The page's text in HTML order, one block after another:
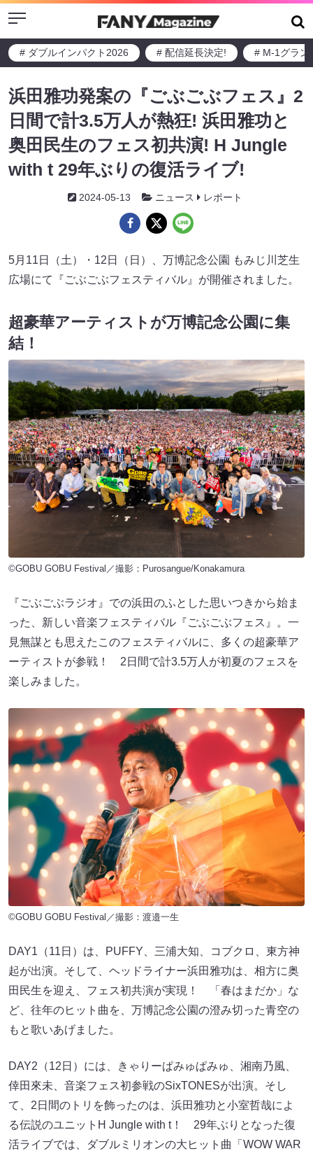
Menu
# ダブルインパクト2026 # 配信延長決定! # M-1グラン
浜田雅功発案の『ごぶごぶフェス』2
日間で計3.5万人が熱狂! 浜田雅功と
奥田民生のフェス初共演! H Jungle
with t 29年ぶりの復活ライブ!
2024-05-13 ニュース レポート
5月11日（土）・12日（日）、万博記念公園 もみじ川芝生
広場にて『ごぶごぶフェスティバル』が開催されました。
超豪華アーティストが万博記念公園に集
結！
©GOBU GOBU Festival／撮影：Purosangue/Konakamura
『ごぶごぶラジオ』での浜田のふとした思いつきから始ま
った、新しい音楽フェスティバル『ごぶごぶフェス』。一
見無謀とも思えたこのフェスティバルに、多くの超豪華ア
ーティストが参戦！ 2日間で計3.5万人が初夏のフェスを
楽しみました。
©GOBU GOBU Festival／撮影：渡邉一生
DAY1（11日）は、PUFFY、三浦大知、コブクロ、東方神
起が出演。そして、ヘッドライナー浜田雅功は、相方に奥
田民生を迎え、フェス初共演が実現！ 「春はまだか」な
ど、往年のヒット曲を、万博記念公園の澄み切った青空の
もと歌いあげました。
DAY2（12日）には、きゃりーぱみゅぱみゅ、湘南乃風、
倖田來未、音楽フェス初参戦のSixTONESが出演。そし
て、2日間のトリを飾ったのは、浜田雅功と小室哲哉によ
る伝説のユニットH Jungle with t！ 29年ぶりとなった復
活ライブでは、ダブルミリオンの大ヒット曲「WOW WAR